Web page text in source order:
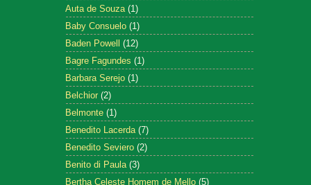
Auta de Souza (1)
Baby Consuelo (1)
Baden Powell (12)
Bagre Fagundes (1)
Barbara Serejo (1)
Belchior (2)
Belmonte (1)
Benedito Lacerda (7)
Benedito Seviero (2)
Benito di Paula (3)
Bertha Celeste Homem de Mello (5)